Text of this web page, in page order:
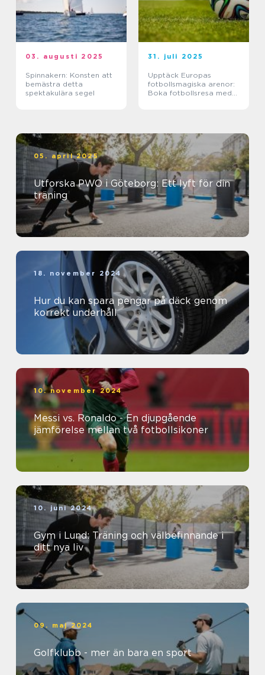
03. augusti 2025
Spinnakern: Konsten att
bemästra detta
spektakulära segel
31. juli 2025
Upptäck Europas
fotbollsmagiska arenor:
Boka fotbollsresa med
05. april 2025
Utforska PWO i Göteborg: Ett lyft för din
träning
18. november 2024
Hur du kan spara pengar på däck genom
korrekt underhåll
10. november 2024
Messi vs. Ronaldo - En djupgående
jämförelse mellan två fotbollsikoner
10. juni 2024
Gym i Lund: Träning och välbefinnande i
ditt nya liv
09. maj 2024
Golfklubb - mer än bara en sport